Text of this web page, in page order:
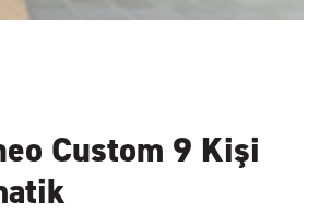
Custom 9 Kişi